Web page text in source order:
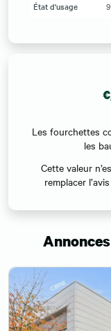
État d'usage
Les fourchettes
les
Cette valeur
remplacer